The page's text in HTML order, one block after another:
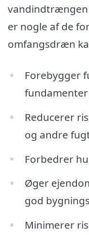
er nogle af de
omfangsdræn
Forebygger
fundamenter
Reducerer
og andre
Forbedrer
Øger
god
Minimerer